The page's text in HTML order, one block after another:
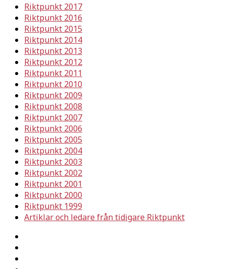
Riktpunkt 2017
Riktpunkt 2016
Riktpunkt 2015
Riktpunkt 2014
Riktpunkt 2013
Riktpunkt 2012
Riktpunkt 2011
Riktpunkt 2010
Riktpunkt 2009
Riktpunkt 2008
Riktpunkt 2007
Riktpunkt 2006
Riktpunkt 2005
Riktpunkt 2004
Riktpunkt 2003
Riktpunkt 2002
Riktpunkt 2001
Riktpunkt 2000
Riktpunkt 1999
Artiklar och ledare från tidigare Riktpunkt